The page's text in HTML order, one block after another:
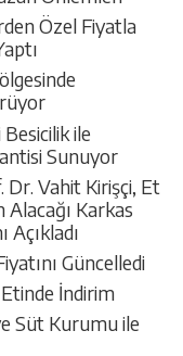
Özel Fiyatla
ile
Sunuyor
Dr. Vahit Kirişçi, Et
Karkas
Açıkladı
Güncelledi
İndirim
Süt Kurumu ile